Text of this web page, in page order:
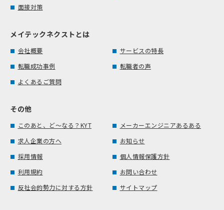
面接対策
メイテックネクストとは
会社概要
サービスの特長
転職成功事例
転職者の声
よくあるご質問
その他
このあと、ど～なる？KYT
メーカーエンジニアあるある
求人企業の方へ
お知らせ
採用情報
個人情報保護方針
利用規約
お問い合わせ
反社会的勢力に対する方針
サイトマップ